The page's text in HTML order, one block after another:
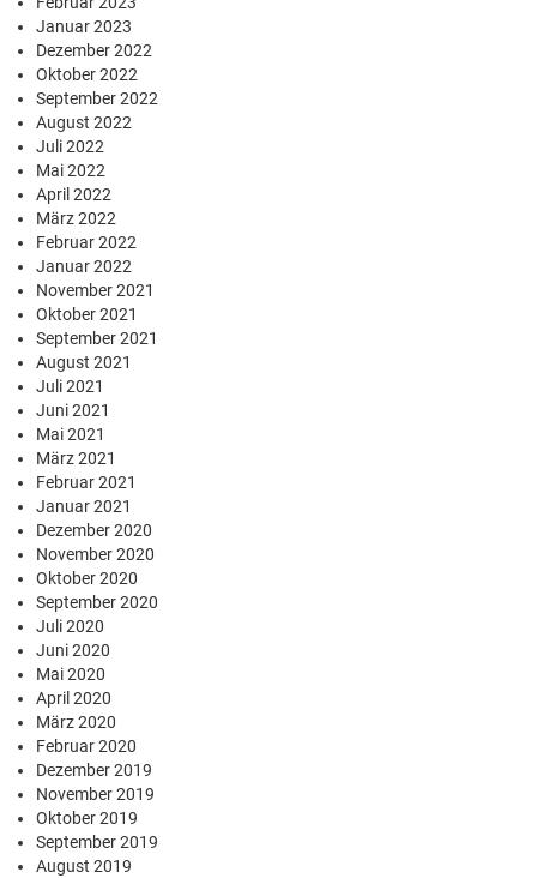
Januar 2023
Dezember 2022
Oktober 2022
September 2022
August 2022
Juli 2022
Mai 2022
April 2022
März 2022
Februar 2022
Januar 2022
November 2021
Oktober 2021
September 2021
August 2021
Juli 2021
Juni 2021
Mai 2021
März 2021
Februar 2021
Januar 2021
Dezember 2020
November 2020
Oktober 2020
September 2020
Juli 2020
Juni 2020
Mai 2020
April 2020
März 2020
Februar 2020
Dezember 2019
November 2019
Oktober 2019
September 2019
August 2019